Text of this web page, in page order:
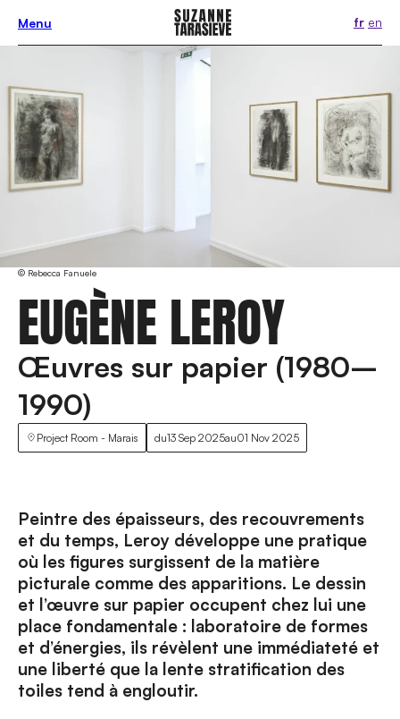
Menu fr en
EUGÈNE LEROY
Project Room - Marais du13 Sep 2025au01 Nov 2025
Œuvres sur papier (1980–
1990)
© Rebecca Fanuele
Peintre des épaisseurs, des recouvrements
et du temps, Leroy développe une pratique
où les figures surgissent de la matière
picturale comme des apparitions. Le dessin
et l’œuvre sur papier occupent chez lui une
place fondamentale : laboratoire de formes
et d’énergies, ils révèlent une immédiateté et
une liberté que la lente stratification des
toiles tend à engloutir.